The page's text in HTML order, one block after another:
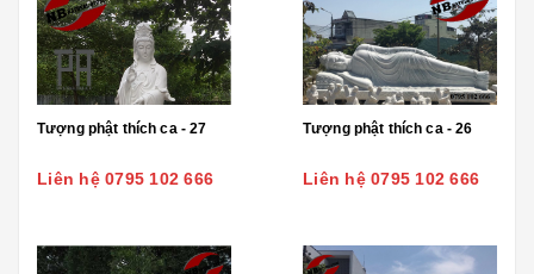
Tượng phật thích ca - 27
Liên hệ 0795 102 666
Tượng phật thích ca - 26
Liên hệ 0795 102 666